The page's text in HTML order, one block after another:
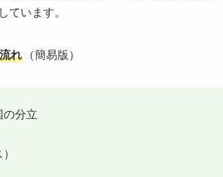
ています。
れ （簡易版）
の分立